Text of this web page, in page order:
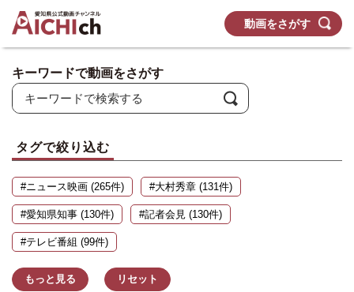
動画をさがす
キーワードで動画をさがす
タグで絞り込む
#ニュース映画 (265件) #大村秀章 (131件)
#愛知県知事 (130件) #記者会見 (130件)
#テレビ番組 (99件)
もっと見る リセット